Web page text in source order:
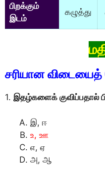
பிறக்கும்
இடம்
கழுத்து
சரியான விடையைத்
1. இதழ்களைக் குவிப்பதால்
இ, ஈ
உ, ஊ
எ, ஏ
அ, ஆ